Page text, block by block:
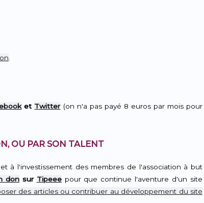
et Twitter(on n'a pas payé 8 euros par mois pour
OU PAR SON TALENT
à l'investissement des membres de l'association à but
donsur Tipeeepour que continue l'aventure d'un site
des articles ou contribuer au développement du site